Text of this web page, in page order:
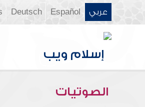
عربي Español
Deutsch
الصوتيات